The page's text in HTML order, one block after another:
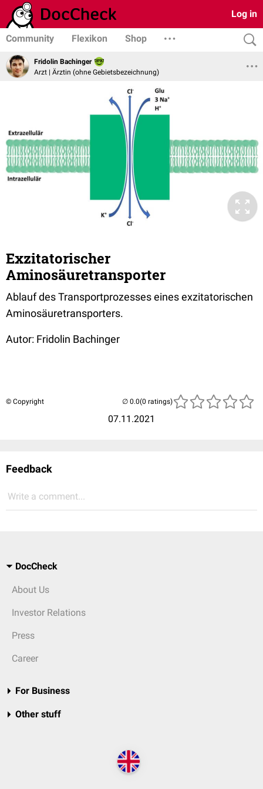
Log in
Community Flexikon Shop
Fridolin Bachinger
Arzt | Ärztin (ohne Gebietsbezeichnung)
Exzitatorischer
Aminosäuretransporter
Ablauf des Transportprozesses eines exzitatorischen
Aminosäuretransporters.
Autor: Fridolin Bachinger
© Copyright
07.11.2021
(0 ratings)
Feedback
Write a comment...
DocCheck
About Us
Investor Relations
Press
Career
For Business
Other stuff